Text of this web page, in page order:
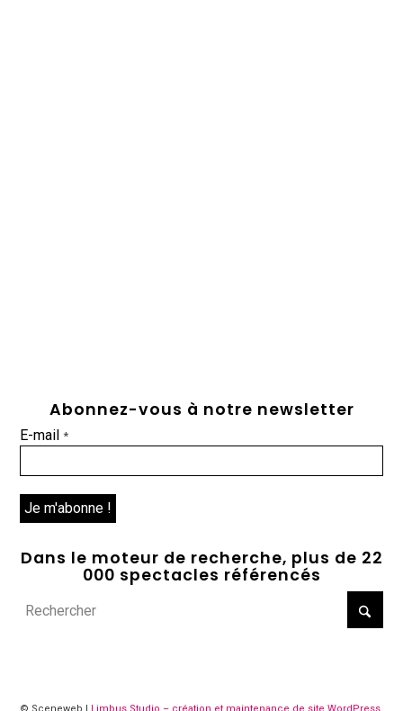
Abonnez-vous à notre newsletter
E-mail*
Dans le moteur de recherche, plus de 22
000 spectacles référencés